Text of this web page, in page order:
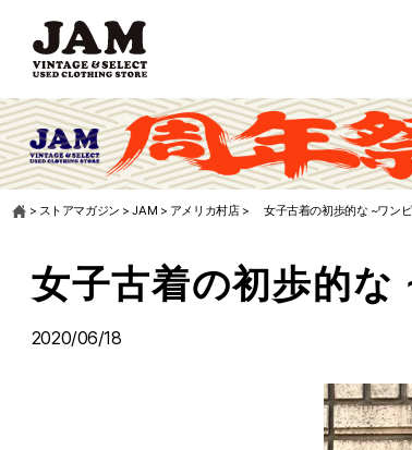
> ストアマガジン >JAM > アメリカ村店> 女子古着の初歩的な ~ワン
女子古着の初歩的
2020/06/18